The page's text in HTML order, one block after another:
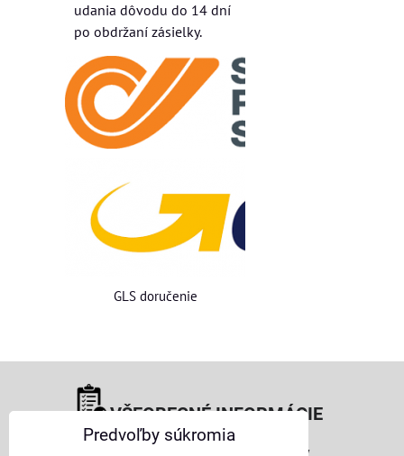
udania dôvodu do 14 dní
po obdržaní zásielky.
GLS doručenie
VŠEOBECNÉ INFORMÁCIE
Obchodné podmienky pre osoby
Predvoľby súkromia